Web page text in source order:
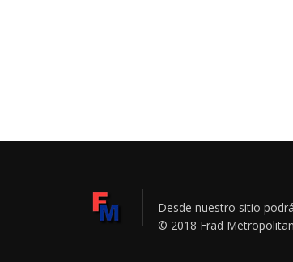
Desde nuestro sitio
© 2018 Frad